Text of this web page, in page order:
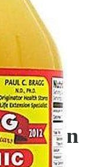
af
azijn